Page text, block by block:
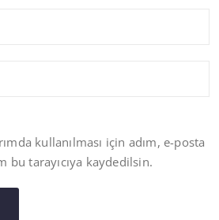
kullanılması için adım, e-posta
bu tarayıcıya kaydedilsin.